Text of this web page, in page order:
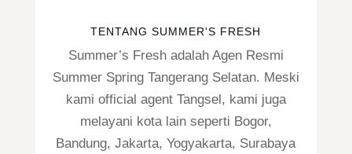
TENTANG SUMMER'S FRESH
Summer’s Fresh adalah Agen Resmi
Summer Spring Tangerang Selatan. Meski
kami official agent Tangsel, kami juga
melayani kota lain seperti Bogor,
Bandung, Jakarta, Yogyakarta, Surabaya